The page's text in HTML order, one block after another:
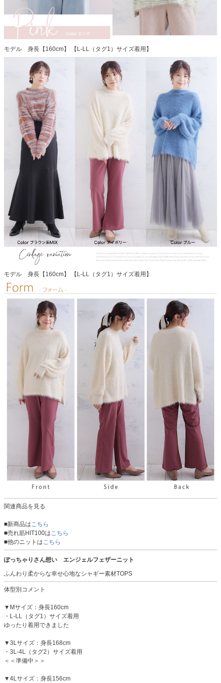
モデル 身長【160cm】 【L-LL（タグ1）サイズ着用】
モデル 身長【160cm】 【L-LL（タグ1）サイズ着用】
関連商品を見る
■新商品はこちら
■売れ筋HIT100はこちら
■他のニットはこちら
ぽっちゃりさん想い エンジェルフェザーニット
ふんわり柔からな幸せ心地なシャギー素材TOPS
体型別コメント
▼Mサイズ：身長160cm
・L-LL（タグ1）サイズ着用
ゆったり着用できました
▼3Lサイズ：身長168cm
・3L-4L（タグ2）サイズ着用
＜＜準備中＞＞
▼4Lサイズ：身長156cm